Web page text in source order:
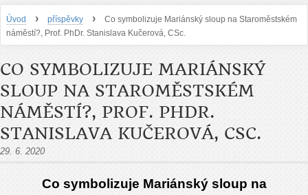
Úvod › příspěvky ›
Co symbolizuje Mariánský sloup na Staroměstském
náměstí?, Prof. PhDr. Stanislava Kučerová, CSc.
CO SYMBOLIZUJE MARIÁNSKÝ
SLOUP NA STAROMĚSTSKÉM
NÁMĚSTÍ?, PROF. PHDR.
STANISLAVA KUČEROVÁ, CSC.
29. 6. 2020
Co symbolizuje Mariánský sloup na